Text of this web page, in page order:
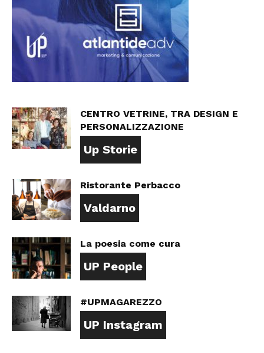
CENTRO VETRINE, TRA DESIGN E
PERSONALIZZAZIONE
Up Storie
Ristorante Perbacco
Valdarno
La poesia come cura
UP People
#UPMAGAREZZO
UP Instagram